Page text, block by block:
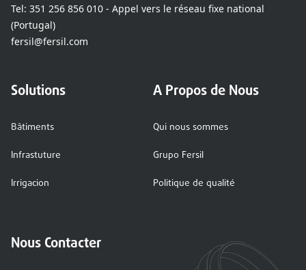
Tel: 351 256 856 010 - Appel vers le réseau fixe national
(Portugal)
fersil@fersil.com
Solutions
Bâtiments
Infrastuture
Irrigacion
A Propos de Nous
Qui nous sommes
Grupo Fersil
Politique de qualité
Nous Contacter